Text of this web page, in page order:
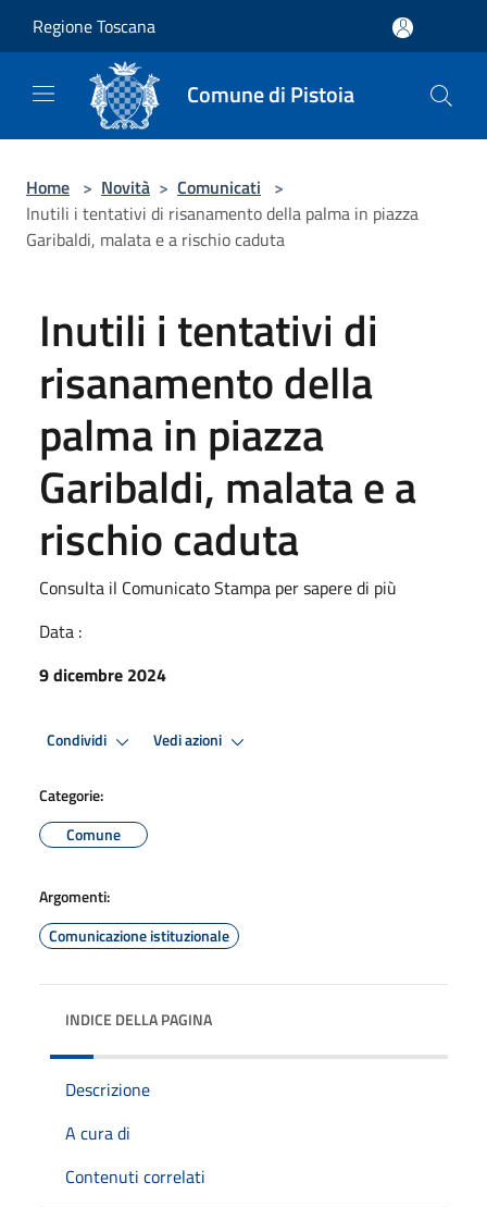
Regione Toscana
Comune di Pistoia
Home > Novità > Comunicati >
Inutili i tentativi di risanamento della palma in piazza
Garibaldi, malata e a rischio caduta
Inutili i tentativi di
risanamento della
palma in piazza
Garibaldi, malata e a
rischio caduta
Consulta il Comunicato Stampa per sapere di più
Data :
9 dicembre 2024
Condividi Vedi azioni
Categorie:
Comune
Argomenti:
Comunicazione istituzionale
INDICE DELLA PAGINA
Descrizione
A cura di
Contenuti correlati